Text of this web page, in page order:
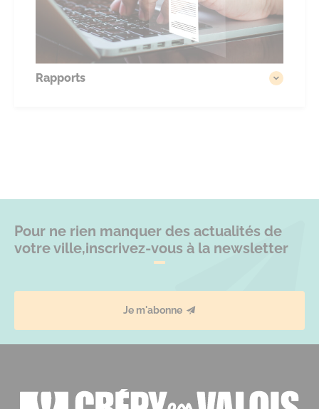
Rapports
Pour ne rien manquer des actualités de
votre ville,inscrivez-vous à la newsletter
Je m'abonne